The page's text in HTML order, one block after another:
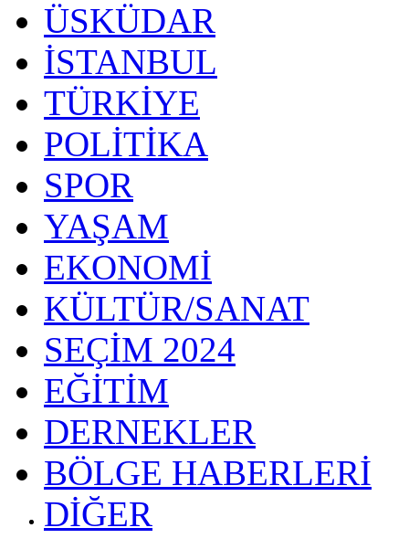
ÜSKÜDAR
İSTANBUL
TÜRKİYE
POLİTİKA
SPOR
YAŞAM
EKONOMİ
KÜLTÜR/SANAT
SEÇİM 2024
EĞİTİM
DERNEKLER
BÖLGE HABERLERİ
DİĞER